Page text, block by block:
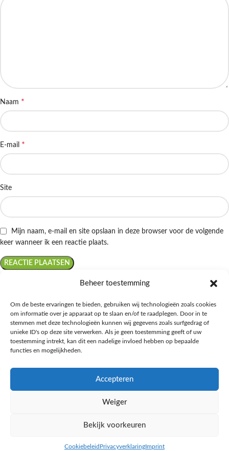
Beheer toestemming
Om de beste ervaringen te bieden, gebruiken wij technologieën zoals cookies
om informatie over je apparaat op te slaan en/of te raadplegen. Door in te
stemmen met deze technologieën kunnen wij gegevens zoals surfgedrag of
unieke ID's op deze site verwerken. Als je geen toestemming geeft of uw
toestemming intrekt, kan dit een nadelige invloed hebben op bepaalde
functies en mogelijkheden.
Accepteren
Weiger
Bekijk voorkeuren
Cookiebeleid PrivacyverklaringImprint
Naam *
E-mail *
Site
Mijn naam, e-mail en site opslaan in deze browser voor de volgende
keer wanneer ik een reactie plaats.
Ontdek de beste keto-vriendelijke keuzes van Albert Heijn, verrijk je
kennis met onze diepgaande blogs over het keto-dieet, en deel jouw
favoriete keto recepten in onze bruisende online gemeenschap!
Ketomaaltijd.nl 2025